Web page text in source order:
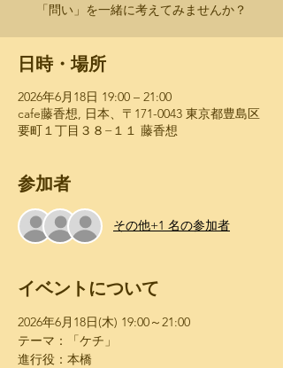
「問い」を一緒に考えてみませんか？
日時・場所
2026年6月18日 19:00 – 21:00
cafe藤香想, 日本、〒171-0043 東京都豊島区
要町１丁目３８−１１ 藤香想
参加者
その他+1 名の参加者
イベントについて
2026年6月18日(木) ​19:00～21:00 ​
テーマ：「ケチ」
進行役：本橋